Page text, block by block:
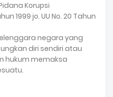
Korupsi
1999 jo. UU No. 20 Tahun
negara yang
diri sendiri atau
hukum memaksa